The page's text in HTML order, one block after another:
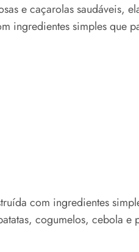
e caçarolas saudáveis,
ingredientes simples que
com ingredientes
cogumelos, cebola e